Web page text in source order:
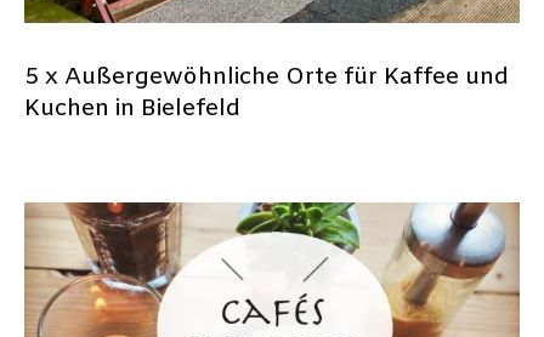
5 x Außergewöhnliche Orte für Kaffee und
Kuchen in Bielefeld